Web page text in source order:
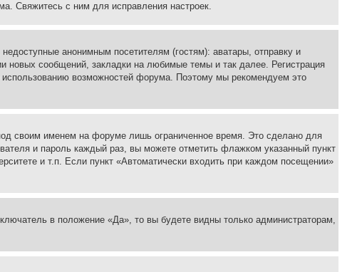
Свяжитесь с ним для исправления настроек.
анонимным посетителям (гостям): аватары, отправку и
новых сообщений, закладки на любимые темы и так далее. Регистрация
использованию возможностей форума. Поэтому мы рекомендуем это
своим именем на форуме лишь ограниченное время. Это сделано для
и пароль каждый раз, вы можете отметить флажком указанный пункт
и т.п. Если пункт «Автоматически входить при каждом посещении»
в положение «Да», то вы будете видны только администраторам,